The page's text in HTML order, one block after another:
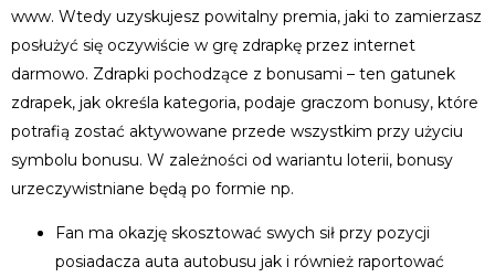
www. Wtedy uzyskujesz powitalny premia, jaki to zamierzasz
posłużyć się oczywiście w grę zdrapkę przez internet
darmowo. Zdrapki pochodzące z bonusami – ten gatunek
zdrapek, jak określa kategoria, podaje graczom bonusy, które
potrafią zostać aktywowane przede wszystkim przy użyciu
symbolu bonusu. W zależności od wariantu loterii, bonusy
urzeczywistniane będą po formie np.
Fan ma okazję skosztować swych sił przy pozycji
posiadacza auta autobusu jak i również raportować